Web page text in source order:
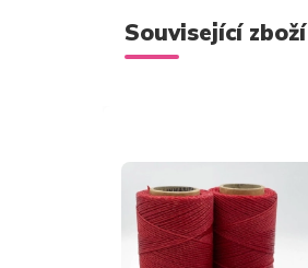
Související zboží